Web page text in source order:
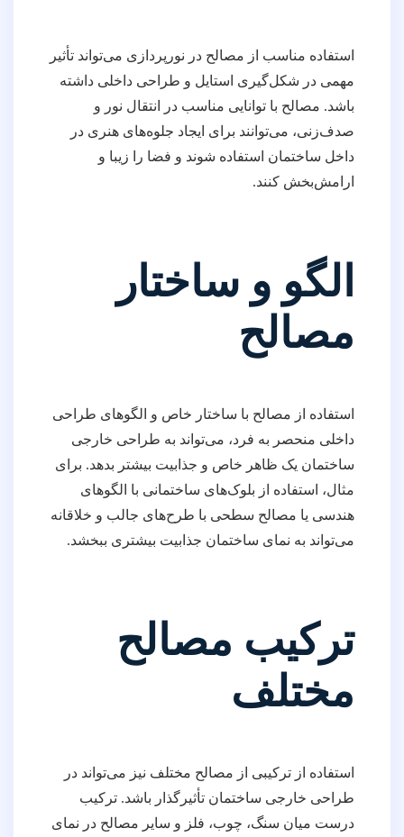
استفاده مناسب از مصالح در نورپردازی می‌تواند تأثیر
مهمی در شکل‌گیری استایل و طراحی داخلی داشته
باشد. مصالح با توانایی مناسب در انتقال نور و
صدف‌زنی، می‌توانند برای ایجاد جلوه‌های هنری در
داخل ساختمان استفاده شوند و فضا را زیبا و
ارامش‌بخش کنند.
الگو و ساختار
مصالح
استفاده از مصالح با ساختار خاص و الگوهای طراحی
داخلی منحصر به فرد، می‌تواند به طراحی خارجی
ساختمان یک ظاهر خاص و جذابیت بیشتر بدهد. برای
مثال، استفاده از بلوک‌های ساختمانی با الگوهای
هندسی یا مصالح سطحی با طرح‌های جالب و خلاقانه
می‌تواند به نمای ساختمان جذابیت بیشتری ببخشد.
ترکیب مصالح
مختلف
استفاده از ترکیبی از مصالح مختلف نیز می‌تواند در
طراحی خارجی ساختمان تأثیرگذار باشد. ترکیب
درست میان سنگ، چوب، فلز و سایر مصالح در نمای